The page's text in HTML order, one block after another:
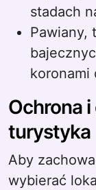
stadach
Pawiany,
koronami
Ochrona
turystyka
Aby
wybierać